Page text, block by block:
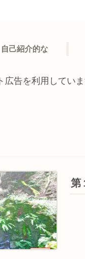
自己紹介的な
広告を利用してい
第